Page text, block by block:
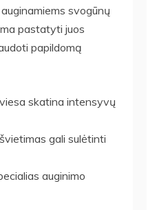
svogūnų
pastatyti juos
papildomą
skatina intensyvų
gali sulėtinti
auginimo